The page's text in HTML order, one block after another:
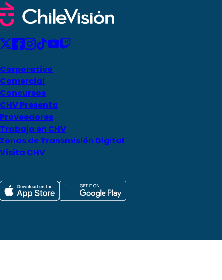
Corporativo
Comercial
Concursos
CHV Presenta
Proveedores
Trabaja en CHV
Zonas de Transmisión Digital
Visita CHV